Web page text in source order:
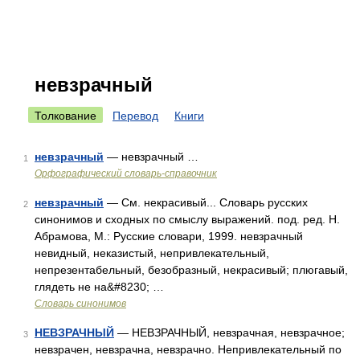
невзрачный
Толкование Перевод Книги
1 невзрачный — невзрачный …
Орфографический словарь-справочник
2 невзрачный — См. некрасивый... Словарь русских
синонимов и сходных по смыслу выражений. под. ред. Н.
Абрамова, М.: Русские словари, 1999. невзрачный
невидный, неказистый, непривлекательный,
непрезентабельный, безобразный, некрасивый; плюгавый,
глядеть не на&#8230; …
Словарь синонимов
3 НЕВЗРАЧНЫЙ — НЕВЗРАЧНЫЙ, невзрачная, невзрачное;
невзрачен, невзрачна, невзрачно. Непривлекательный по